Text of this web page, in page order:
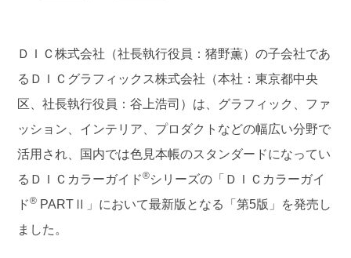
ＤＩＣ株式会社（社長執行役員：猪野薫）の子会社であ
るＤＩＣグラフィックス株式会社（本社：東京都中央
区、社長執行役員：谷上浩司）は、グラフィック、ファ
ッション、インテリア、プロダクトなどの幅広い分野で
活用され、国内では色見本帳のスタンダードになってい
るＤＩＣカラーガイド®シリーズの「ＤＩＣカラーガイ
ド® PARTⅡ」において最新版となる「第5版」を発売し
ました。